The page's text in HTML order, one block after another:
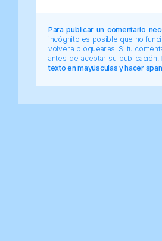
Para publicar un comentario
incógnito es posible que no
volver a bloquearlas. Si tu
antes de aceptar su publicación.
texto en mayúsculas y hacer